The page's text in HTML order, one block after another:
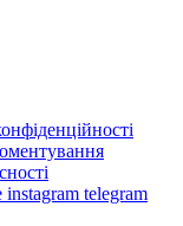
instagram telegram